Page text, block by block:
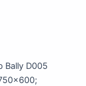
Bally D005